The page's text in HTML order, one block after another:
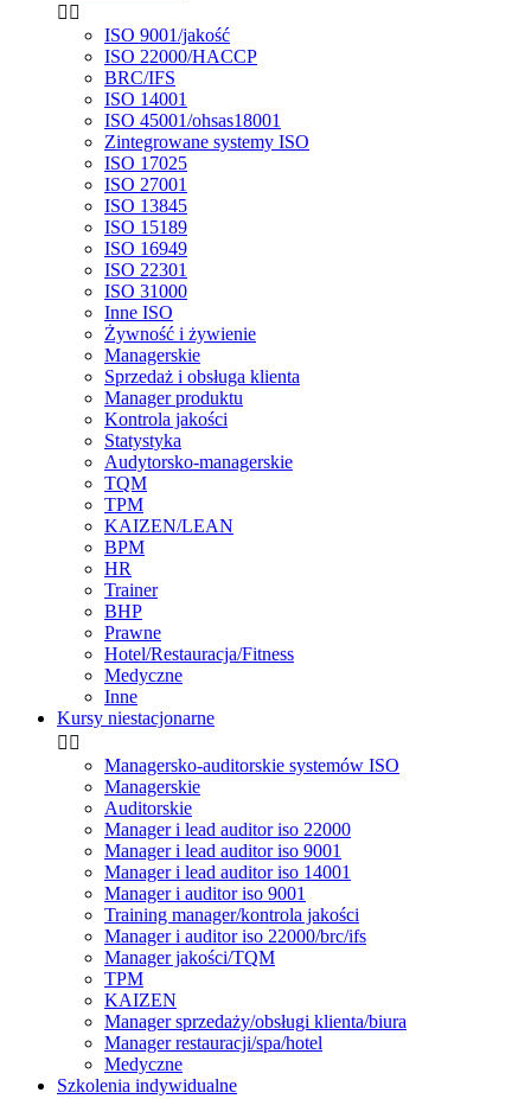
 
ISO 9001/jakość
ISO 22000/HACCP
BRC/IFS
ISO 14001
ISO 45001/ohsas18001
Zintegrowane systemy ISO
ISO 17025
ISO 27001
ISO 13845
ISO 15189
ISO 16949
ISO 22301
ISO 31000
Inne ISO
Żywność i żywienie
Managerskie
Sprzedaż i obsługa klienta
Manager produktu
Kontrola jakości
Statystyka
Audytorsko-managerskie
TQM
TPM
KAIZEN/LEAN
BPM
HR
Trainer
BHP
Prawne
Hotel/Restauracja/Fitness
Medyczne
Inne
Kursy niestacjonarne
 
Managersko-auditorskie systemów ISO
Managerskie
Auditorskie
Manager i lead auditor iso 22000
Manager i lead auditor iso 9001
Manager i lead auditor iso 14001
Manager i auditor iso 9001
Training manager/kontrola jakości
Manager i auditor iso 22000/brc/ifs
Manager jakości/TQM
TPM
KAIZEN
Manager sprzedaży/obsługi klienta/biura
Manager restauracji/spa/hotel
Medyczne
Szkolenia indywidualne